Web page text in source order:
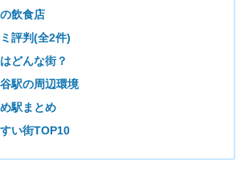
飲食店
評判(全2件)
どんな街？
駅の周辺環境
駅まとめ
い街TOP10